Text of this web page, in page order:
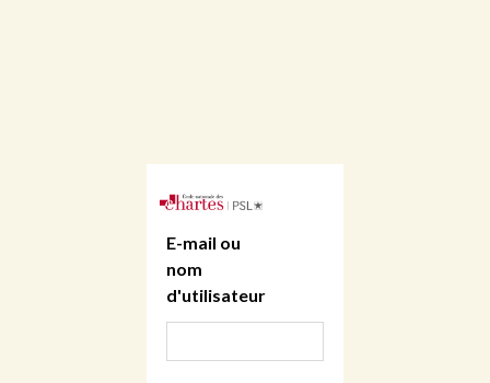
E-mail ou
nom
d'utilisateur